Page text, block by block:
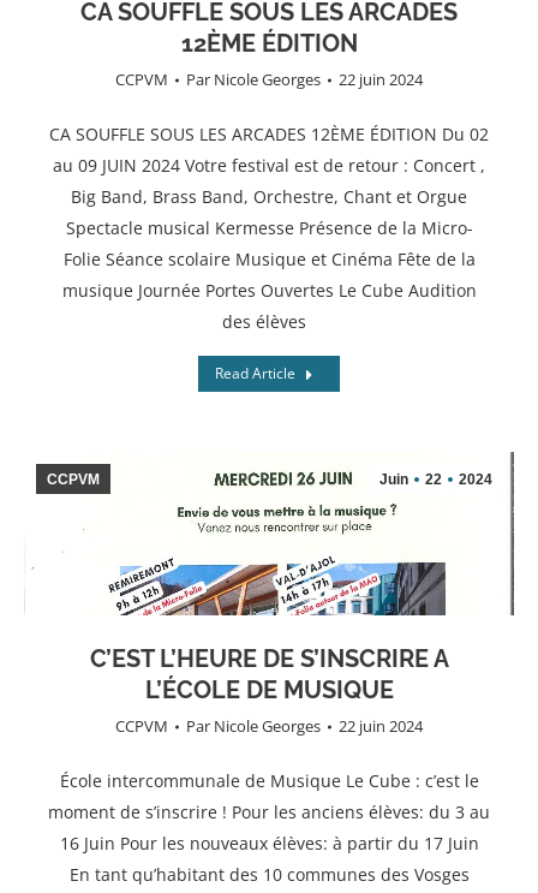
CA SOUFFLE SOUS LES ARCADES
12ÈME ÉDITION
CCPVM Par Nicole Georges 22 juin 2024
CA SOUFFLE SOUS LES ARCADES 12ÈME ÉDITION Du 02
au 09 JUIN 2024 Votre festival est de retour : Concert ,
Big Band, Brass Band, Orchestre, Chant et Orgue
Spectacle musical Kermesse Présence de la Micro-
Folie Séance scolaire Musique et Cinéma Fête de la
musique Journée Portes Ouvertes Le Cube Audition
des élèves
Read Article
C’EST L’HEURE DE S’INSCRIRE A
L’ÉCOLE DE MUSIQUE
CCPVM Par Nicole Georges 22 juin 2024
Juin 22 2024
CCPVM
École intercommunale de Musique Le Cube : c’est le
moment de s’inscrire ! Pour les anciens élèves: du 3 au
16 Juin Pour les nouveaux élèves: à partir du 17 Juin
En tant qu’habitant des 10 communes des Vosges